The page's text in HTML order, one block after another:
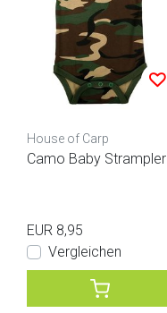
House of Carp
Camo Baby Strampler
EUR 8,95
Vergleichen